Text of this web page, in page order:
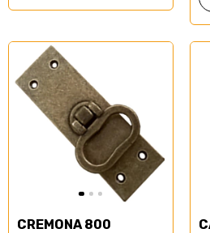
CREMONA 800